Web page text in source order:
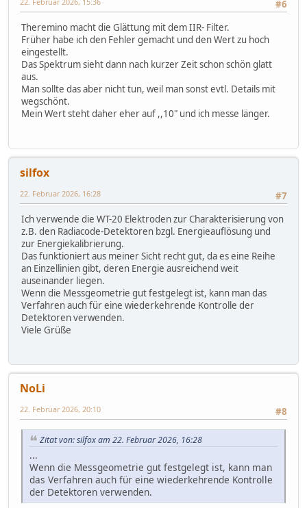
#6
Theremino macht die Glättung mit dem IIR- Filter.
Früher habe ich den Fehler gemacht und den Wert zu hoch
eingestellt.
Das Spektrum sieht dann nach kurzer Zeit schon schön glatt
aus.
Man sollte das aber nicht tun, weil man sonst evtl. Details mit
wegschönt.
Mein Wert steht daher eher auf ,,10" und ich messe länger.
silfox
#7
22. Februar 2026, 16:28
Ich verwende die WT-20 Elektroden zur Charakterisierung von
z.B. den Radiacode-Detektoren bzgl. Energieauflösung und
zur Energiekalibrierung.
Das funktioniert aus meiner Sicht recht gut, da es eine Reihe
an Einzellinien gibt, deren Energie ausreichend weit
auseinander liegen.
Wenn die Messgeometrie gut festgelegt ist, kann man das
Verfahren auch für eine wiederkehrende Kontrolle der
Detektoren verwenden.
Viele Grüße
NoLi
#8
22. Februar 2026, 20:10
Zitat von: silfox am 22. Februar 2026, 16:28
...
Wenn die Messgeometrie gut festgelegt ist, kann man
das Verfahren auch für eine wiederkehrende Kontrolle
der Detektoren verwenden.